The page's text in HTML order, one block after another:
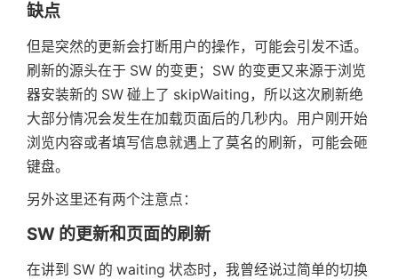
缺点
但是突然的更新会打断用户的操作，可能会引发不适。
刷新的源头在于 SW 的变更；SW 的变更又来源于浏览
器安装新的 SW 碰上了 skipWaiting，所以这次刷新绝
大部分情况会发生在加载页面后的几秒内。用户刚开始
浏览内容或者填写信息就遇上了莫名的刷新，可能会砸
键盘。
另外这里还有两个注意点：
SW 的更新和页面的刷新
在讲到 SW 的 waiting 状态时，我曾经说过简单的切换